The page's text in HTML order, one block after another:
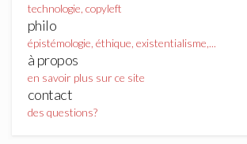
technologie, copyleft
philo
épistémologie, éthique, existentialisme,...
à propos
en savoir plus sur ce site
contact
des questions?